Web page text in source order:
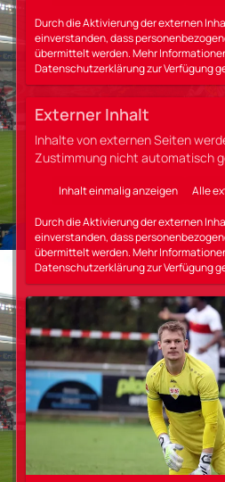
Durch die Aktivierung der externen
einverstanden, dass
übermittelt werden. Mehr
Datenschutzerklärung zur Verfügung
Externer Inhalt
Inhalte von externen Seiten
Zustimmung nicht automatisch
Inhalt einmalig anzeigen Alle
Durch die Aktivierung der externen
einverstanden, dass
übermittelt werden. Mehr
Datenschutzerklärung zur Verfügung